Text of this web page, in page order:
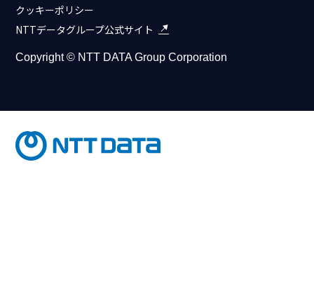
クッキーポリシー
NTTデータグループ公式サイト
Copyright © NTT DATA Group Corporation